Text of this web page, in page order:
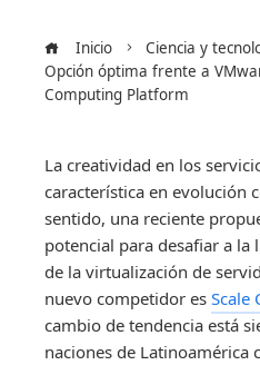
Inicio
Ciencia y
Opción óptima frente a
Computing Platform
La creatividad en los
característica en evolución
sentido, una reciente
potencial para desafiar a la
de la virtualización de
nuevo competidor es Scale
cambio de tendencia está
naciones de Latinoamérica